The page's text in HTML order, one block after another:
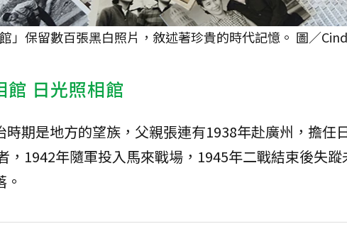
」保留數百張黑白照片，敘述著珍貴的時代記憶。 圖／
館 日光照相館
時期是地方的望族，父親張連有1938年赴廣州，擔任
，1942年隨軍投入馬來戰場，1945年二戰結束後失